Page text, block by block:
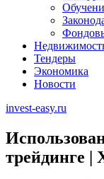
Тендеры
Экономика
Новости
invest-easy.ru
трейдинге |